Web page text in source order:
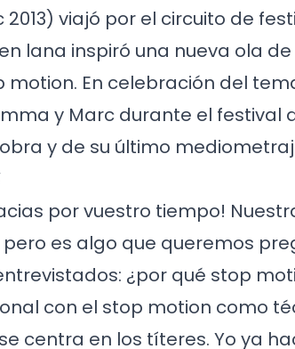
viajó por el circuito de
lana inspiró una nueva ola de
En celebración del
y Marc durante el festival
y de su último
por vuestro tiempo!
es algo que queremos
¿por qué stop
con el stop motion como
centra en los títeres. Yo ya